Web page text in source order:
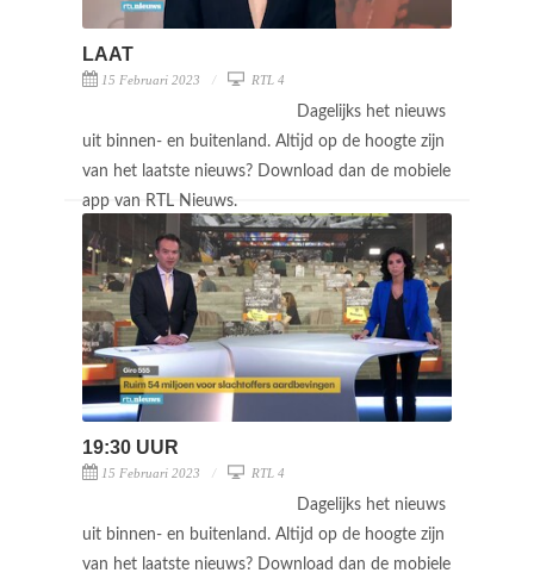
LAAT
15 Februari 2023 RTL 4
Dagelijks het nieuws
uit binnen- en buitenland. Altijd op de hoogte zijn
van het laatste nieuws? Download dan de mobiele
app van RTL Nieuws.
19:30 UUR
15 Februari 2023 RTL 4
Dagelijks het nieuws
uit binnen- en buitenland. Altijd op de hoogte zijn
van het laatste nieuws? Download dan de mobiele